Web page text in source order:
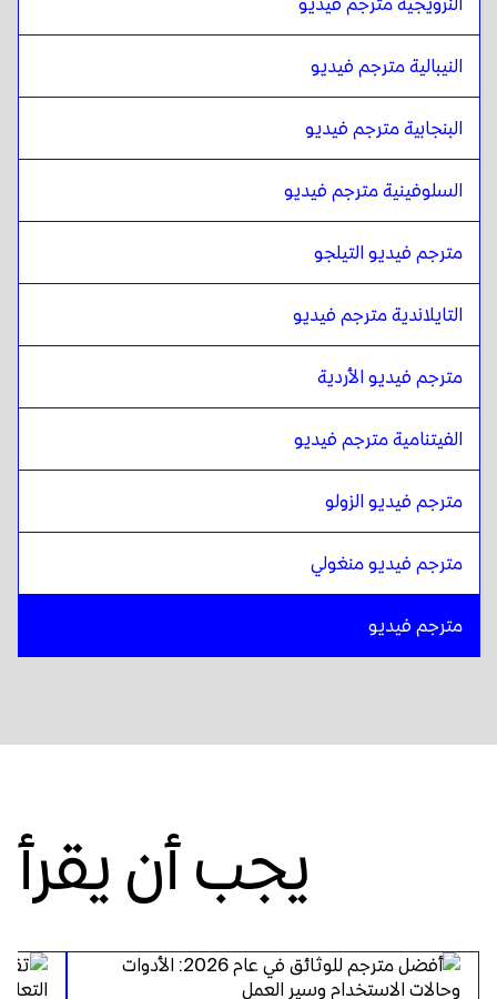
الإسبانية الفنزويلية ل
المالايلاميةلالبلجيكية الهولندية / الفرنسية
البلجيكية الهولندية / الفرنسية
الإسبانية الكوستاريكية لالمالايلامية
النيبالية مترجم فيديو
البنجابية مترجم فيديو
السلوفينية مترجم فيديو
مترجم فيديو التيلجو
التايلاندية مترجم فيديو
مترجم فيديو الأردية
الفيتنامية مترجم فيديو
مترجم فيديو الزولو
مترجم فيديو منغولي
مترجم فيديو
يجب أن يقرأ